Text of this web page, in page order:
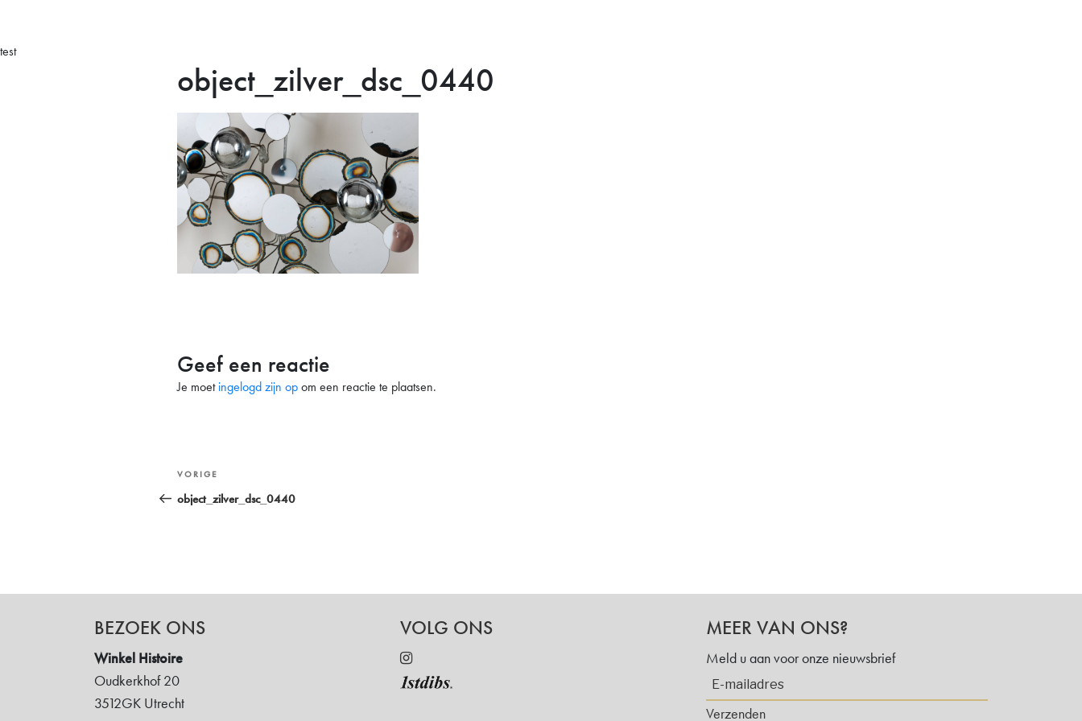
test
object_zilver_dsc_0440
Geef een reactie
Je moetingelogd zijn opom een reactie te plaatsen.
Bericht
navigatie
Vorig
bericht
VORIGE
object_zilver_dsc_0440
BEZOEK ONS
Winkel Histoire
Oudkerkhof 20
3512GK Utrecht
VOLG ONS MEER VAN ONS?
Meld u aan voor onze nieuwsbrief